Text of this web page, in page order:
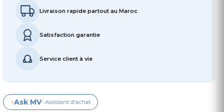
Livraison rapide partout au Maroc
Satisfaction garantie
Service client à vie
⚡Ask MV- Assistant d'achat